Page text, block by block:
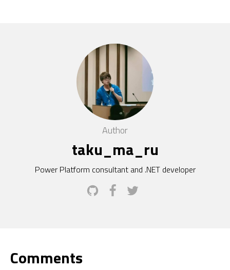
Author
taku_ma_ru
Power Platform consultant and .NET developer
Comments